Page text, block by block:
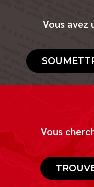
Vous
Vous